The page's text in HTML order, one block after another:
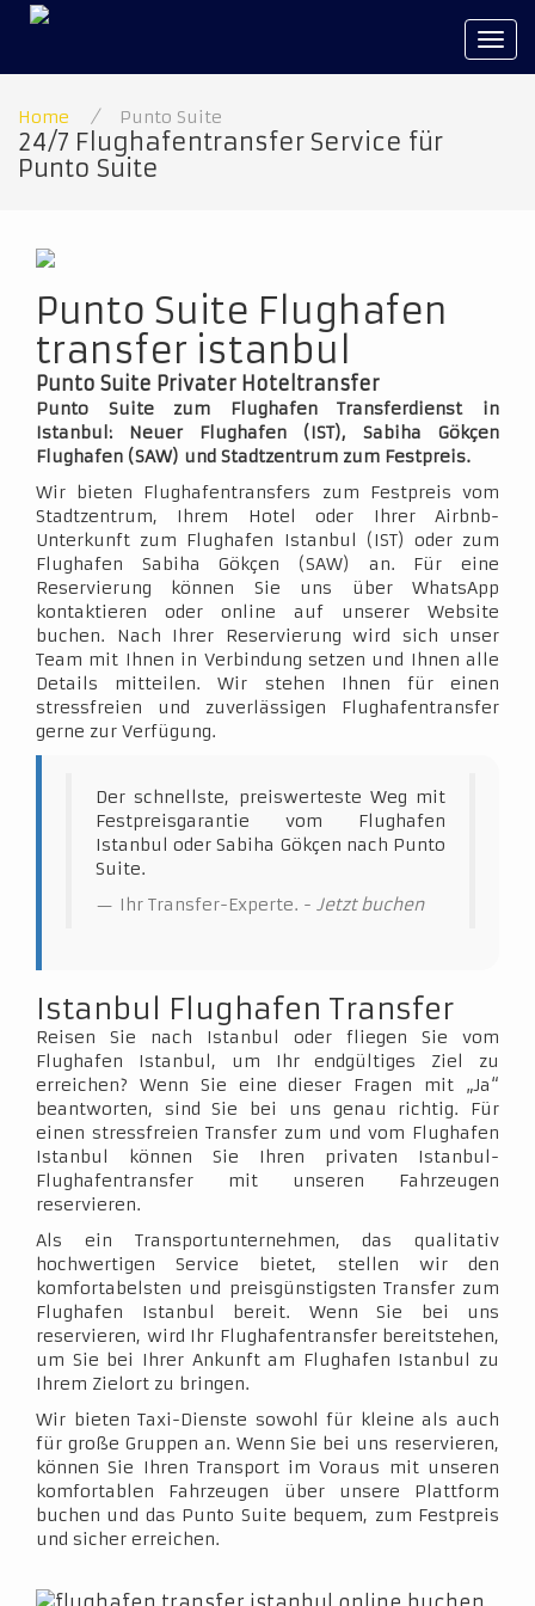
Home / Punto Suite
24/7 Flughafentransfer Service für
Punto Suite
Punto Suite Flughafen
transfer istanbul
Punto Suite Privater Hoteltransfer
Punto Suite zum Flughafen Transferdienst in
Istanbul: Neuer Flughafen (IST), Sabiha Gökçen
Flughafen (SAW) und Stadtzentrum zum Festpreis.
Wir bieten Flughafentransfers zum Festpreis vom
Stadtzentrum, Ihrem Hotel oder Ihrer Airbnb-
Unterkunft zum Flughafen Istanbul (IST) oder zum
Flughafen Sabiha Gökçen (SAW) an. Für eine
Reservierung können Sie uns über WhatsApp
kontaktieren oder online auf unserer Website
buchen. Nach Ihrer Reservierung wird sich unser
Team mit Ihnen in Verbindung setzen und Ihnen alle
Details mitteilen. Wir stehen Ihnen für einen
stressfreien und zuverlässigen Flughafentransfer
gerne zur Verfügung.
Der schnellste, preiswerteste Weg mit
Festpreisgarantie vom Flughafen
Istanbul oder Sabiha Gökçen nach Punto
Suite.
Ihr Transfer-Experte. - Jetzt buchen
Istanbul Flughafen Transfer
Reisen Sie nach Istanbul oder fliegen Sie vom
Flughafen Istanbul, um Ihr endgültiges Ziel zu
erreichen? Wenn Sie eine dieser Fragen mit „Ja“
beantworten, sind Sie bei uns genau richtig. Für
einen stressfreien Transfer zum und vom Flughafen
Istanbul können Sie Ihren privaten Istanbul-
Flughafentransfer mit unseren Fahrzeugen
reservieren.
Als ein Transportunternehmen, das qualitativ
hochwertigen Service bietet, stellen wir den
komfortabelsten und preisgünstigsten Transfer zum
Flughafen Istanbul bereit. Wenn Sie bei uns
reservieren, wird Ihr Flughafentransfer bereitstehen,
um Sie bei Ihrer Ankunft am Flughafen Istanbul zu
Ihrem Zielort zu bringen.
Wir bieten Taxi-Dienste sowohl für kleine als auch
für große Gruppen an. Wenn Sie bei uns reservieren,
können Sie Ihren Transport im Voraus mit unseren
komfortablen Fahrzeugen über unsere Plattform
buchen und das Punto Suite bequem, zum Festpreis
und sicher erreichen.